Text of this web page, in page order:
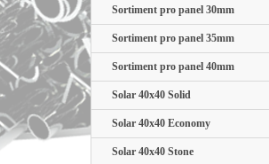
Sortiment pro panel 30mm
Sortiment pro panel 35mm
Sortiment pro panel 40mm
Solar 40x40 Solid
Solar 40x40 Economy
Solar 40x40 Stone